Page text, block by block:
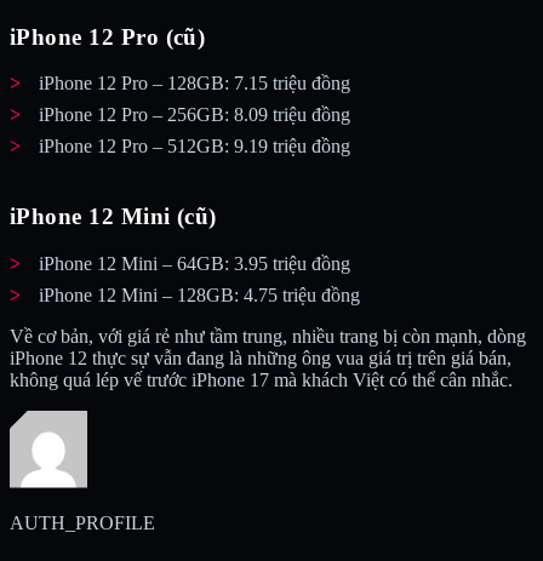
iPhone 12 Pro (cũ)
iPhone 12 Pro – 128GB: 7.15 triệu đồng
iPhone 12 Pro – 256GB: 8.09 triệu đồng
iPhone 12 Pro – 512GB: 9.19 triệu đồng
iPhone 12 Mini (cũ)
iPhone 12 Mini – 64GB: 3.95 triệu đồng
iPhone 12 Mini – 128GB: 4.75 triệu đồng
Về cơ bản, với giá rẻ như tầm trung, nhiều trang bị còn mạnh, dòng
iPhone 12 thực sự vẫn đang là những ông vua giá trị trên giá bán,
không quá lép vế trước iPhone 17 mà khách Việt có thể cân nhắc.
AUTH_PROFILE